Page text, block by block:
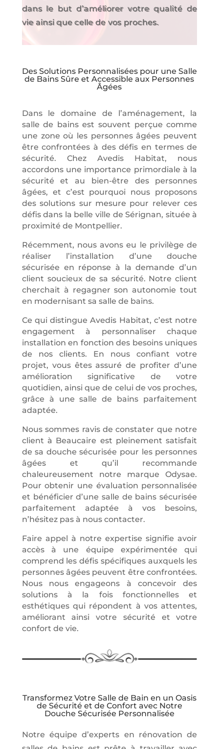
dans le but d’améliorer votre qualité de
vie ainsi que celle de vos proches.
Des Solutions Personnalisées pour une Salle
de Bains Sûre et Accessible aux Personnes
Âgées
Dans le domaine de l’aménagement, la
salle de bains est souvent perçue comme
une zone où les personnes âgées peuvent
être confrontées à des défis en termes de
sécurité. Chez Avedis Habitat, nous
accordons une importance primordiale à la
sécurité et au bien-être des personnes
âgées, et c’est pourquoi nous proposons
des solutions sur mesure pour relever ces
défis dans la belle ville deSérignan, située à
proximité de Montpellier.
Récemment, nous avons eu le privilège de
réaliser l’installation d’une douche
sécurisée en réponse à la demande d’un
client soucieux de sa sécurité. Notre client
cherchait à regagner son autonomie tout
en modernisant sa salle de bains.
Ce qui distingue Avedis Habitat, c’est notre
engagement à personnaliser chaque
installation en fonction des besoins uniques
de nos clients. En nous confiant votre
projet, vous êtes assuré de profiter d’une
amélioration significative de votre
quotidien, ainsi que de celui de vos proches,
grâce à une salle de bains parfaitement
adaptée.
Nous sommes ravis de constater que notre
client à Beaucaire est pleinement satisfait
de sa douche sécurisée pour les personnes
âgées et qu’il recommande
chaleureusement notre marque Odysae.
Pour obtenir une évaluation personnalisée
et bénéficier d’une salle de bains sécurisée
parfaitement adaptée à vos besoins,
n’hésitez pas à nous contacter.
Faire appel à notre expertise signifie avoir
accès à une équipe expérimentée qui
comprend les défis spécifiques auxquels les
personnes âgées peuvent être confrontées.
Nous nous engageons à concevoir des
solutions à la fois fonctionnelles et
esthétiques qui répondent à vos attentes,
améliorant ainsi votre sécurité et votre
confort de vie.
Transformez Votre Salle de Bain en un Oasis
de Sécurité et de Confort avec Notre
Douche Sécurisée Personnalisée
Notre équipe d’experts en rénovation de